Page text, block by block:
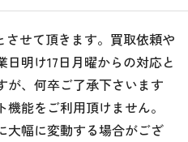
させて頂きます。買取依頼や
明け17日月曜からの対応と
が、何卒ご了承下さいます
能をご利用頂けません。
大幅に変動する場合がござ